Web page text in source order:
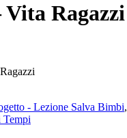
Vita Ragazzi
- Lezione Salva Bimbi,
Tempi